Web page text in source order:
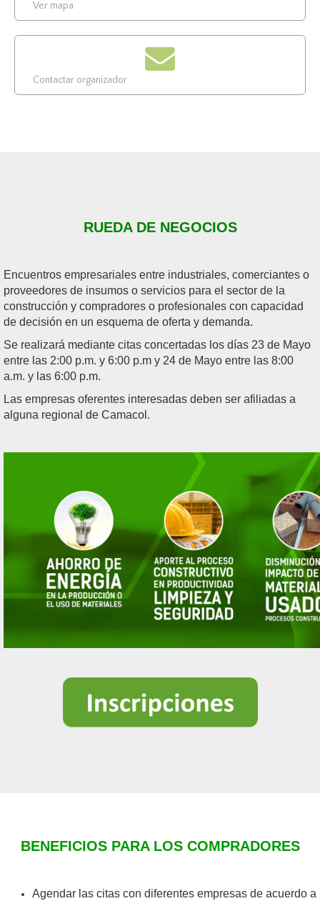
Ver mapa
Contactar organizador
RUEDA DE NEGOCIOS
Encuentros empresariales entre industriales, comerciantes o
proveedores de insumos o servicios para el sector de la
construcción y compradores o profesionales con capacidad
de decisión en un esquema de oferta y demanda.
Se realizará mediante citas concertadas los días 23 de Mayo
entre las 2:00 p.m. y 6:00 p.m y 24 de Mayo entre las 8:00
a.m. y las 6:00 p.m.
Las empresas oferentes interesadas deben ser afiliadas a
alguna regional de Camacol.
BENEFICIOS PARA LOS COMPRADORES
Agendar las citas con diferentes empresas de acuerdo a